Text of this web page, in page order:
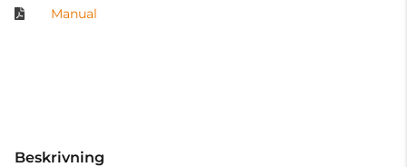
Manual
Beskrivning